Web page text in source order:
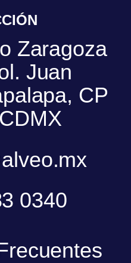
Zaragoza
Juan
CP
0340